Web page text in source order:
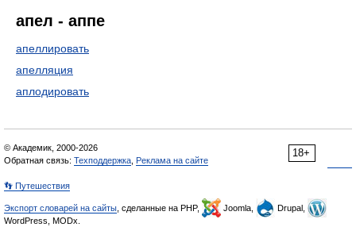
апел - аппе
апеллировать
апелляция
аплодировать
18+
© Академик, 2000-2026
Обратная связь: Техподдержка Реклама на сайте
👣 Путешествия
Экспорт словарей на сайты , сделанные на PHP, Joomla,
Drupal,
WordPress, MODx.